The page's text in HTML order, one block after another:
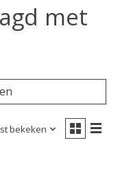
met
bekeken